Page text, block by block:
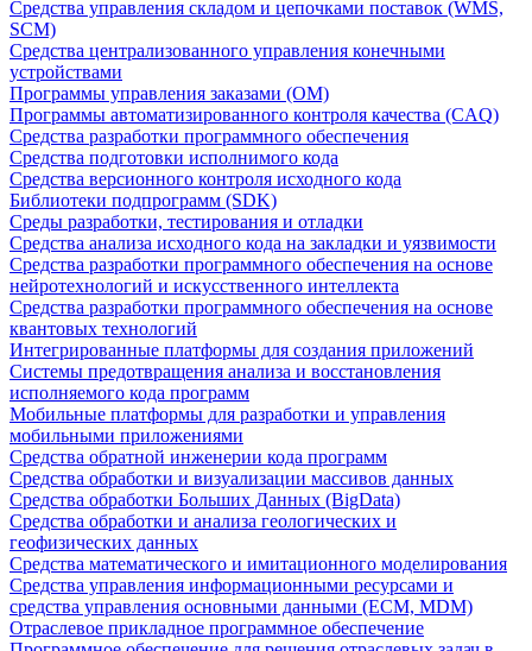
Средства управления складом и цепочками поставок (WMS,
SCM)
Средства централизованного управления конечными
устройствами
Программы управления заказами (OM)
Программы автоматизированного контроля качества (CAQ)
Средства разработки программного обеспечения
Средства подготовки исполнимого кода
Средства версионного контроля исходного кода
Библиотеки подпрограмм (SDK)
Среды разработки, тестирования и отладки
Средства анализа исходного кода на закладки и уязвимости
Средства разработки программного обеспечения на основе
нейротехнологий и искусственного интеллекта
Средства разработки программного обеспечения на основе
квантовых технологий
Интегрированные платформы для создания приложений
Системы предотвращения анализа и восстановления
исполняемого кода программ
Мобильные платформы для разработки и управления
мобильными приложениями
Средства обратной инженерии кода программ
Средства обработки и визуализации массивов данных
Средства обработки Больших Данных (BigData)
Средства обработки и анализа геологических и
геофизических данных
Средства математического и имитационного моделирования
Средства управления информационными ресурсами и
средства управления основными данными (ECM, MDM)
Отраслевое прикладное программное обеспечение